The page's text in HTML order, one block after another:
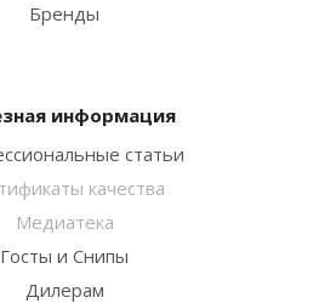
Бренды
информация
статьи
качества
Медиатека
Госты и Снипы
Дилерам